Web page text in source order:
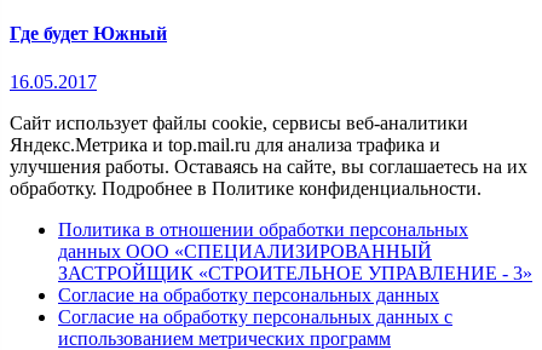
Где будет Южный
16.05.2017
Сайт использует файлы cookie, сервисы веб-аналитики
Яндекс.Метрика и top.mail.ru для анализа трафика и
улучшения работы. Оставаясь на сайте, вы соглашаетесь на их
обработку. Подробнее в Политике конфиденциальности.
Политика в отношении обработки персональных
данных ООО «СПЕЦИАЛИЗИРОВАННЫЙ
ЗАСТРОЙЩИК «СТРОИТЕЛЬНОЕ УПРАВЛЕНИЕ - 3»
Согласие на обработку персональных данных
Согласие на обработку персональных данных с
использованием метрических программ